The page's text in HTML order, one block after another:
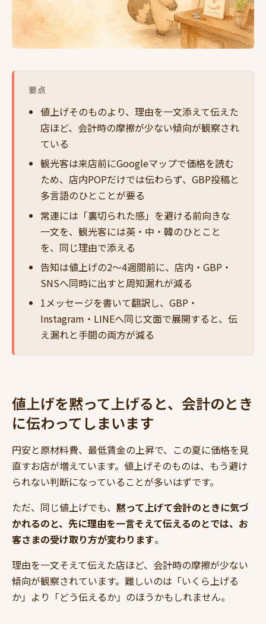
要点
値上げそのものより、理由を一文添えて伝えた
店ほど、会計時の摩擦が少ない傾向が観察され
ている
観光客は来店前にGoogleマップで価格を読む
ため、店内POPだけでは伝わらず、GBP投稿と
多言語のひとことが要る
常連には「裏切られた感」を避ける前向きな
一文を、観光客には英・中・韓のひとこと
を、同じ理由で添える
告知は値上げの2〜4週間前に、店内・GBP・
SNSへ同時に出すと周知漏れが減る
1メッセージを書いて翻訳し、GBP・
Instagram・LINEへ同じ文面で展開すると、伝
え漏れと手間の両方が減る
値上げを黙って上げると、会計のとき
に伝わってしまいます
円安と原材料費、最低賃金の上昇で、この夏に価格を見
直すお店が増えています。値上げそのものは、もう避け
られない判断になっていることが多いはずです。
ただ、同じ値上げでも、 黙って上げて会計のときに気づ
かれるのと、先に理由を一言そえて伝えるのとでは、お
客さまの受け取り方が変わります。
理由を一文そえて伝えた店ほど、会計時の摩擦が少ない
傾向が観察されています。難しいのは「いくら上げる
か」より「どう伝えるか」のほうかもしれません。